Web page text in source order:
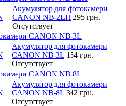
Акумулятор для фотокамери
CANON NB-2LH 295 грн.
Отсутствует
CANON NB-3L
Акумулятор для фотокамери
CANON NB-3L 154 грн.
Отсутствует
CANON NB-8L
Акумулятор для фотокамери
CANON NB-8L 342 грн.
Отсутствует